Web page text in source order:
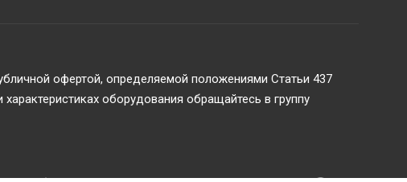
офертой, определяемой положениями Статьи 437
оборудования обращайтесь в группу